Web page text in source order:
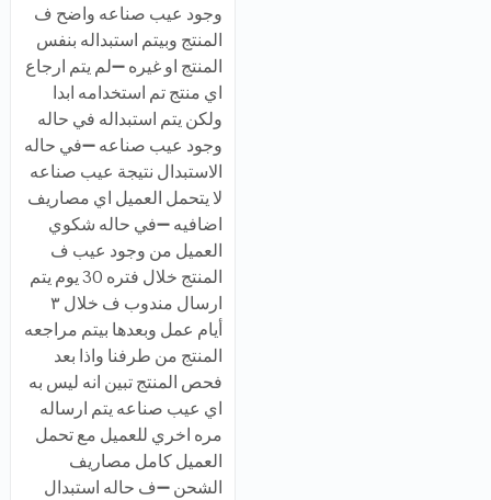
وجود عيب صناعه واضح ف
المنتج وبيتم استبداله بنفس
المنتج او غيره ➖لم يتم ارجاع
اي منتج تم استخدامه ابدا
ولكن يتم استبداله في حاله
وجود عيب صناعه ➖في حاله
الاستبدال نتيجة عيب صناعه
لا يتحمل العميل اي مصاريف
اضافيه ➖في حاله شكوي
العميل من وجود عيب ف
المنتج خلال فتره 30 يوم يتم
ارسال مندوب ف خلال ٣
أيام عمل وبعدها بيتم مراجعه
المنتج من طرفنا واذا بعد
فحص المنتج تبين انه ليس به
اي عيب صناعه يتم ارساله
مره اخري للعميل مع تحمل
العميل كامل مصاريف
الشحن ➖ف حاله استبدال